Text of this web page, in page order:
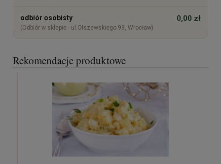
odbiór osobisty
(Odbiór w sklepie - ul.Olszewskiego 99, Wrocław)
0,00 zł
Rekomendacje produktowe